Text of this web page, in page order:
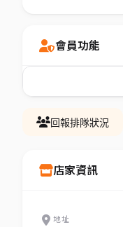
回報排隊狀況
店家資訊
地址
會員功能